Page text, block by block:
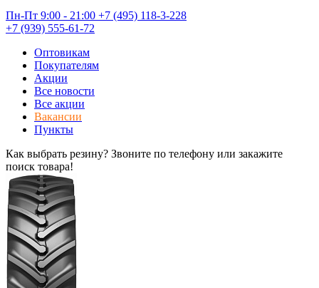
Пн-Пт 9:00 - 21:00 +7 (495) 118-3-228
+7 (939) 555-61-72
Оптовикам
Покупателям
Акции
Все новости
Все акции
Вакансии
Пункты
Как выбрать резину? Звоните по телефону или закажите
поиск товара!